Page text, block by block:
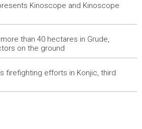
Jahorinu, mnogi zbog popusta
lokaliziran, vatrogasci i dalje na
prvi „Gastro Livno“: Više od 20 jela
gastronomije
Kinoscope and Kinoscope
than 40 hectares in Grude,
on the ground
firefighting efforts in Konjic, third